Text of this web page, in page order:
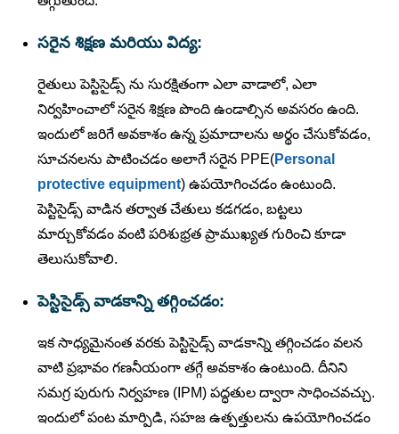
సరైన శిక్షణ మరియు విద్య:
రైతులు పెస్టిసైడ్స్ ను సురక్షితంగా ఎలా వాడాలో, ఎలా
నిర్వహించాలో సరైన శిక్షణ పొంది ఉండాల్సిన అవసరం ఉంది.
ఇందులో జరిగే అవకాశం ఉన్న ప్రమాదాలను అర్థం చేసుకోవడం,
సూచనలను పాటించడం అలాగే సరైన PPE(Personal
protective equipment) ఉపయోగించడం ఉంటుంది.
పెస్టిసైడ్స్ వాడిన తర్వాత చేతులు కడగడం, బట్టలు
మార్చుకోవడం వంటి పరిశుభ్రత ప్రాముఖ్యత గురించి కూడా
తెలుసుకోవాలి.
పెస్టిసైడ్స్ వాడకాన్ని తగ్గించడం:
ఇక సాధ్యమైనంత వరకు పెస్టిసైడ్స్ వాడకాన్ని తగ్గించడం వలన
వాటి ప్రభావం గణనీయంగా తగ్గే అవకాశం ఉంటుంది. దీనిని
సమగ్ర పురుగు నిర్వహణ (IPM) పద్ధతుల ద్వారా సాధించవచ్చు.
ఇందులో పంట మార్పిడి, సహజ ఉత్పత్తులను ఉపయోగించడం